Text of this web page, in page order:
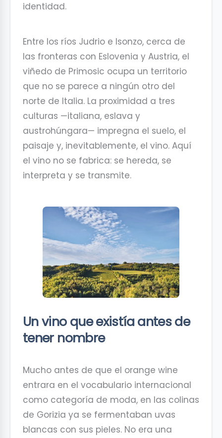
identidad.
Entre los ríos Judrio e Isonzo, cerca de
las fronteras con Eslovenia y Austria, el
viñedo de Primosic ocupa un territorio
que no se parece a ningún otro del
norte de Italia. La proximidad a tres
culturas —italiana, eslava y
austrohúngara— impregna el suelo, el
paisaje y, inevitablemente, el vino. Aquí
el vino no se fabrica: se hereda, se
interpreta y se transmite.
Un vino que existía antes de
tener nombre
Mucho antes de que el orange wine
entrara en el vocabulario internacional
como categoría de moda, en las colinas
de Gorizia ya se fermentaban uvas
blancas con sus pieles. No era una